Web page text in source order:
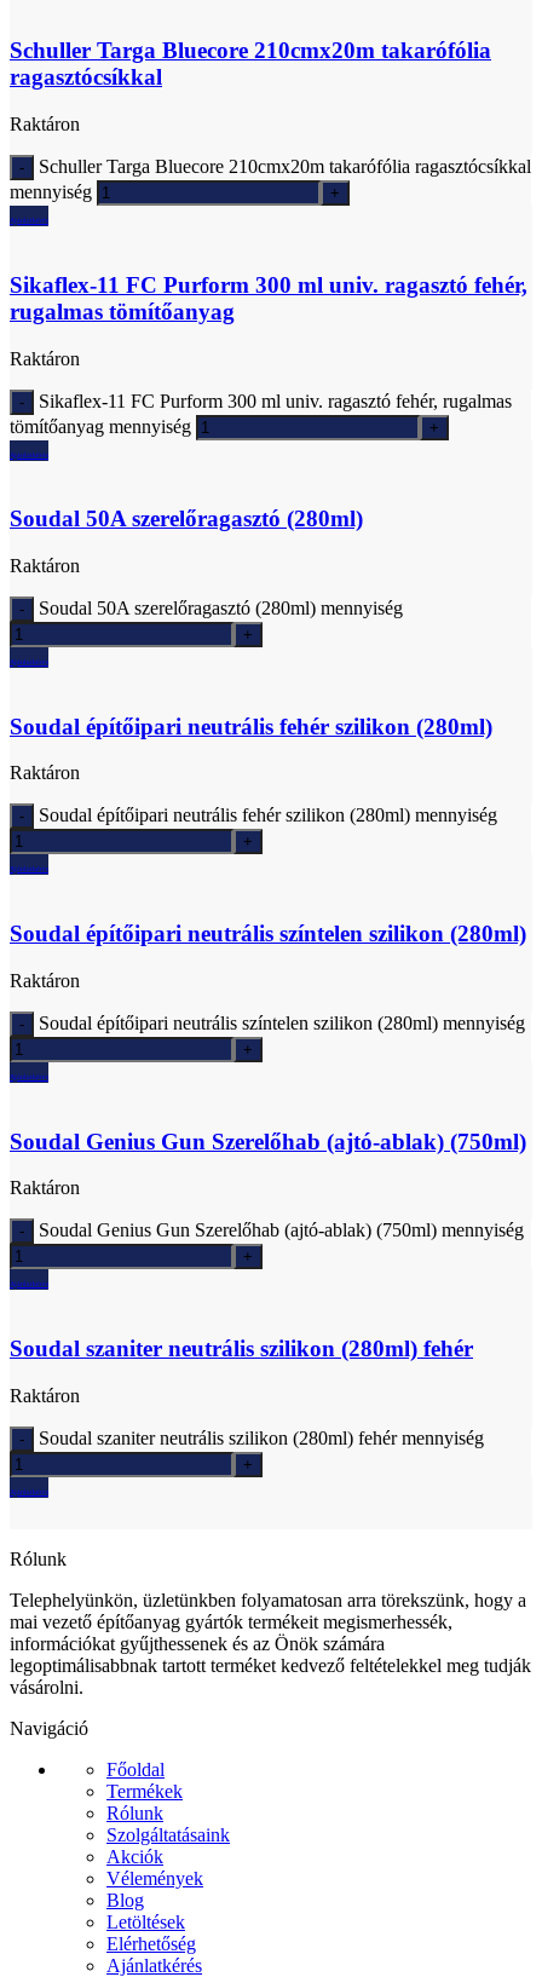
Schuller Targa Bluecore 210cmx20m takarófólia
ragasztócsíkkal
Raktáron
Schuller Targa Bluecore 210cmx20m takarófólia ragasztócsíkkal
mennyiség
Ajánlatkérés
Sikaflex-11 FC Purform 300 ml univ. ragasztó fehér,
rugalmas tömítőanyag
Raktáron
Sikaflex-11 FC Purform 300 ml univ. ragasztó fehér, rugalmas
tömítőanyag mennyiség
Ajánlatkérés
Soudal 50A szerelőragasztó (280ml)
Raktáron
Soudal 50A szerelőragasztó (280ml) mennyiség
Ajánlatkérés
Soudal építőipari neutrális fehér szilikon (280ml)
Raktáron
Soudal építőipari neutrális fehér szilikon (280ml) mennyiség
Ajánlatkérés
Soudal építőipari neutrális színtelen szilikon (280ml)
Raktáron
Soudal építőipari neutrális színtelen szilikon (280ml) mennyiség
Ajánlatkérés
Soudal Genius Gun Szerelőhab (ajtó-ablak) (750ml)
Raktáron
Soudal Genius Gun Szerelőhab (ajtó-ablak) (750ml) mennyiség
Ajánlatkérés
Soudal szaniter neutrális szilikon (280ml) fehér
Raktáron
Soudal szaniter neutrális szilikon (280ml) fehér mennyiség
Ajánlatkérés
Rólunk
Telephelyünkön, üzletünkben folyamatosan arra törekszünk, hogy a
mai vezető építőanyag gyártók termékeit megismerhessék,
információkat gyűjthessenek és az Önök számára
legoptimálisabbnak tartott terméket kedvező feltételekkel meg tudják
vásárolni.
Navigáció
Főoldal
Termékek
Rólunk
Szolgáltatásaink
Akciók
Vélemények
Blog
Letöltések
Elérhetőség
Ajánlatkérés